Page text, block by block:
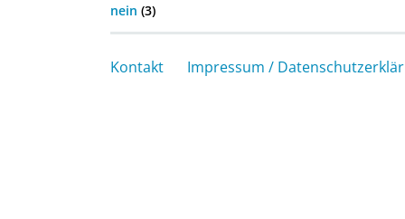
nein (3)
Kontakt Impressum /